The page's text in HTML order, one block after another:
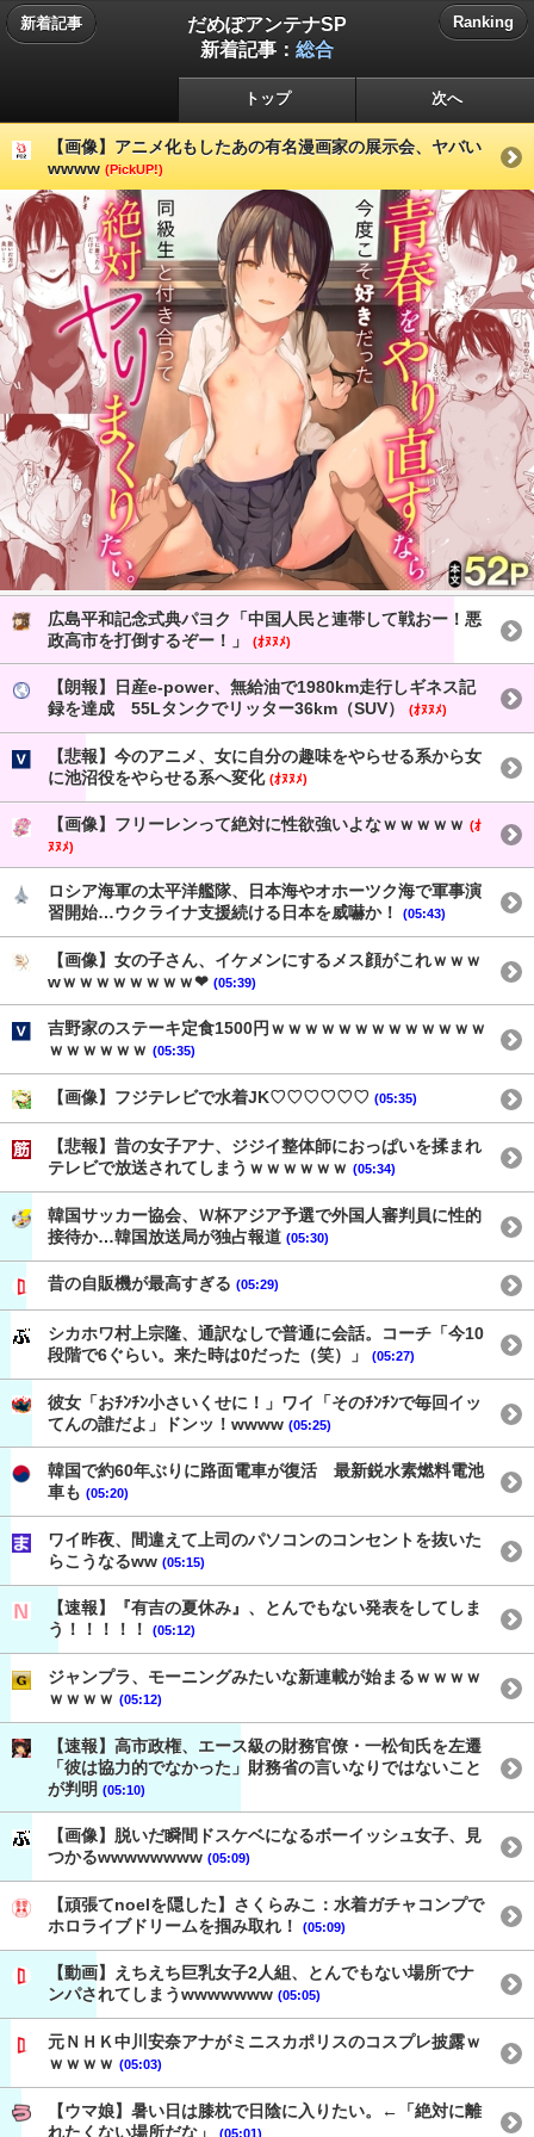
新着記事
だめぽアンテナSP
新着記事： 総合
Ranking
トップ 次へ
【画像】アニメ化もしたあの有名漫画家の展示会、ヤバい
wwww (PickUP!)
広島平和記念式典パヨク「中国人民と連帯して戦おー！悪
政高市を打倒するぞー！」
(ｵﾇﾇﾒ)
【朗報】日産e-power、無給油で1980km走行しギネス記
録を達成 55Lタンクでリッター36km（SUV）
(ｵﾇﾇﾒ)
【悲報】今のアニメ、女に自分の趣味をやらせる系から女
に池沼役をやらせる系へ変化 (ｵﾇﾇﾒ)
【画像】フリーレンって絶対に性欲強いよなｗｗｗｗｗ (ｵ
ﾇﾇﾒ)
ロシア海軍の太平洋艦隊、日本海やオホーツク海で軍事演
習開始…ウクライナ支援続ける日本を威嚇か！
(05:43)
【画像】女の子さん、イケメンにするメス顔がこれｗｗｗ
wｗｗｗｗｗｗｗｗ❤ (05:39)
吉野家のステーキ定食1500円ｗｗｗｗｗｗｗｗｗｗｗｗｗ
ｗｗｗｗｗｗ (05:35)
【画像】フジテレビで水着JK♡♡♡♡♡♡ (05:35)
【悲報】昔の女子アナ、ジジイ整体師におっぱいを揉まれ
テレビで放送されてしまうｗｗｗｗｗｗ (05:34)
韓国サッカー協会、Ｗ杯アジア予選で外国人審判員に性的
接待か…韓国放送局が独占報道 (05:30)
昔の自販機が最高すぎる (05:29)
シカホワ村上宗隆、通訳なしで普通に会話。コーチ「今10
段階で6ぐらい。来た時は0だった（笑）」
(05:27)
彼女「おﾁﾝﾁﾝ小さいくせに！」ワイ「そのﾁﾝﾁﾝで毎回イッ
てんの誰だよ」ドンッ！wwww (05:25)
韓国で約60年ぶりに路面電車が復活 最新鋭水素燃料電池
車も (05:20)
ワイ昨夜、間違えて上司のパソコンのコンセントを抜いた
らこうなるww (05:15)
【速報】『有吉の夏休み』、とんでもない発表をしてしま
う！！！！！
(05:12)
ジャンプラ、モーニングみたいな新連載が始まるｗｗｗｗ
ｗｗｗｗ (05:12)
【速報】高市政権、エース級の財務官僚・一松旬氏を左遷
「彼は協力的でなかった」財務省の言いなりではないこと
が判明 (05:10)
【画像】脱いだ瞬間ドスケベになるボーイッシュ女子、見
つかるwwwwwwww (05:09)
【頑張てnoelを隠した】さくらみこ：水着ガチャコンプで
ホロライブドリームを掴み取れ！
(05:09)
【動画】えちえち巨乳女子2人組、とんでもない場所でナ
ンパされてしまうwwwwwww (05:05)
元ＮＨＫ中川安奈アナがミニスカポリスのコスプレ披露ｗ
ｗｗｗｗ (05:03)
【ウマ娘】暑い日は膝枕で日陰に入りたい。←「絶対に離
れたくない場所だな」
(05:01)